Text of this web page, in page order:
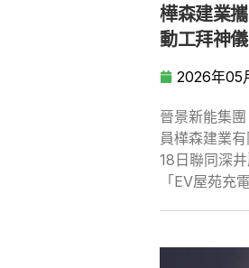
樺森建業
動工拜神
2026年05
晉景新能集
員樺森建業
18日聯同深
「EV屋苑充